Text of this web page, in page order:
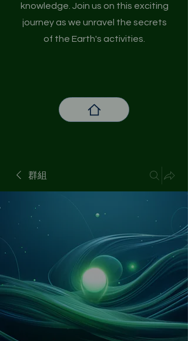
knowledge. Join us on this exciting
journey as we unravel the secrets
of the Earth's activities.
群組